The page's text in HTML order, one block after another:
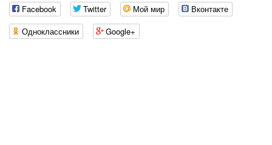
Facebook Twitter Мой мир
Вконтакте
Одноклассники
Google+